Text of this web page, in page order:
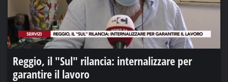
Reggio, il "Sul" rilancia: internalizzare per
garantire il lavoro